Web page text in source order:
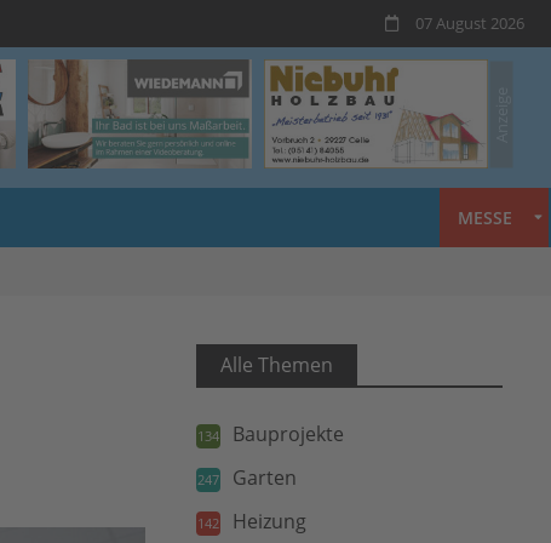
07 August 2026
MESSE
Alle Themen
134 Bauprojekte
247 Garten
142 Heizung